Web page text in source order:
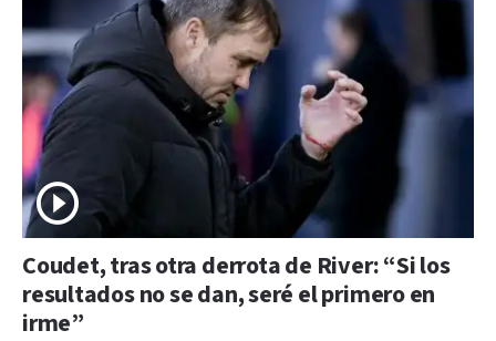
Coudet, tras otra derrota de River: “Si los
resultados no se dan, seré el primero en
irme”